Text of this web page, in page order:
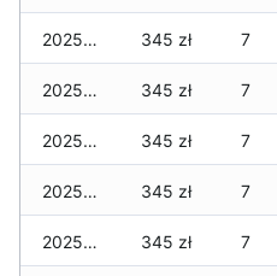
2025-12-18 345 zł 7
2025-12-17 345 zł 7
2025-12-16 345 zł 7
2025-12-15 345 zł 7
2025-12-14 345 zł 7